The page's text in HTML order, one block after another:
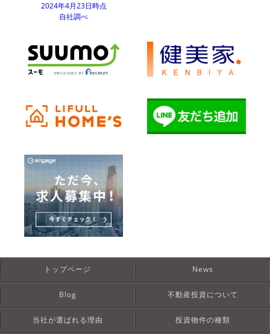
2024年4月23日時点
自社調べ
トップページ News
Blog 不動産投資について
当社が選ばれる理由 投資物件の種類